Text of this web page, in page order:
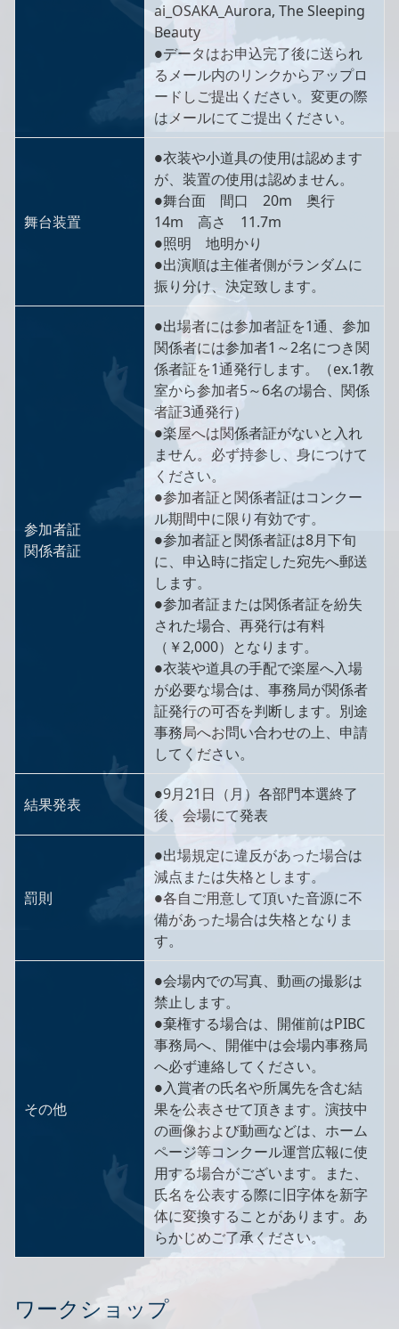
ai_OSAKA_Aurora, The Sleeping
Beauty
●データはお申込完了後に送られ
るメール内のリンクからアップロ
ードしご提出ください。変更の際
はメールにてご提出ください。
舞台装置
●衣装や小道具の使用は認めます
が、装置の使用は認めません。
●舞台面 間口 20m 奥行
14m 高さ 11.7m
●照明 地明かり
●出演順は主催者側がランダムに
振り分け、決定致します。
参加者証
関係者証
●出場者には参加者証を1通、参加
関係者には参加者1～2名につき関
係者証を1通発行します。（ex.1教
室から参加者5～6名の場合、関係
者証3通発行）
●楽屋へは関係者証がないと入れ
ません。必ず持参し、身につけて
ください。
●参加者証と関係者証はコンクー
ル期間中に限り有効です。
●参加者証と関係者証は8月下旬
に、申込時に指定した宛先へ郵送
します。
●参加者証または関係者証を紛失
された場合、再発行は有料
（￥2,000）となります。
●衣装や道具の手配で楽屋へ入場
が必要な場合は、事務局が関係者
証発行の可否を判断します。別途
事務局へお問い合わせの上、申請
してください。
結果発表
●9月21日（月）各部門本選終了
後、会場にて発表
罰則
●出場規定に違反があった場合は
減点または失格とします。
●各自ご用意して頂いた音源に不
備があった場合は失格となりま
す。
その他
●会場内での写真、動画の撮影は
禁止します。
●棄権する場合は、開催前はPIBC
事務局へ、開催中は会場内事務局
へ必ず連絡してください。
●入賞者の氏名や所属先を含む結
果を公表させて頂きます。演技中
の画像および動画などは、ホーム
ページ等コンクール運営広報に使
用する場合がございます。また、
氏名を公表する際に旧字体を新字
体に変換することがあります。あ
らかじめご了承ください。
ワークショップ